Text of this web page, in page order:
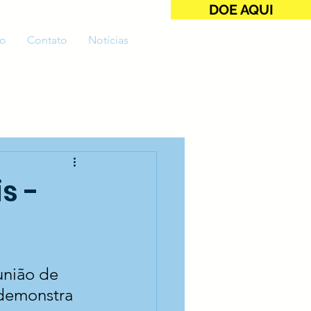
DOE AQUI
Contato Notícias
-
de